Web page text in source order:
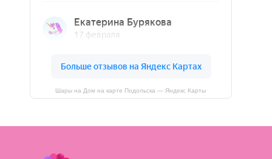
Шары на Дом на карте Подольска — Яндекс Карты